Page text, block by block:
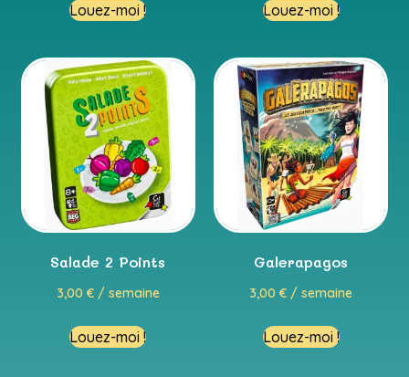
Louez-moi ! Louez-moi !
Salade 2 Points
3,00 €/ semaine
Louez-moi !
Galerapagos
3,00€ / semaine
Louez-moi !